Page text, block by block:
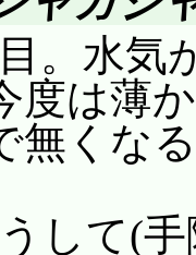
。水気
度は薄
無くな
して(